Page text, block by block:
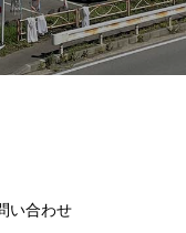
い合わせ